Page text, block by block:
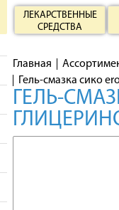
ЛЕКАРСТВЕННЫЕ
СРЕДСТВА
Главная
Гель-смазка сико
ГЕЛЬ-